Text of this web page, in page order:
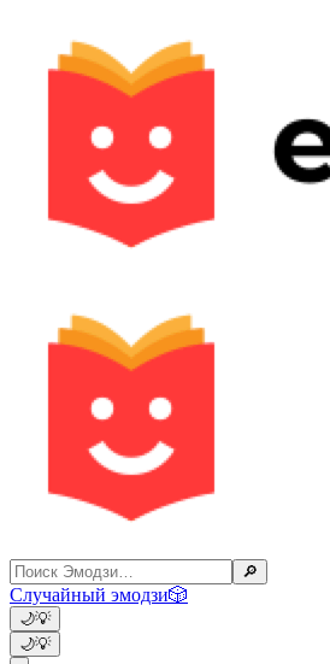
🔎
Случайный эмодзи🎲
🌙💡
🌙💡